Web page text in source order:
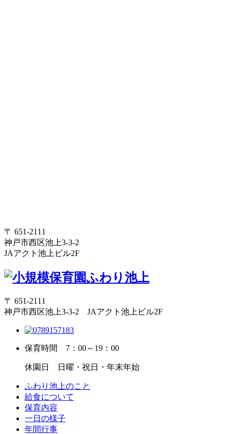
〒 651-2111
神戸市西区池上3-3-2
JAアクト池上ビル2F
〒 651-2111
神戸市西区池上3-3-2 JAアクト池上ビル2F
保育時間 7：00～19：00
休園日 日曜・祝日・年末年始
ふわり池上のこと
給食について
保育内容
一日の様子
年間行事